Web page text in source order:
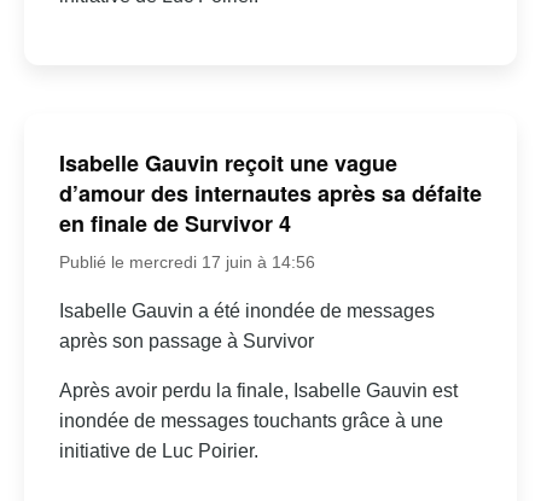
Isabelle Gauvin reçoit une vague
d’amour des internautes après sa défaite
en finale de Survivor 4
Publié le mercredi 17 juin à 14:56
Isabelle Gauvin a été inondée de messages
après son passage à Survivor
Après avoir perdu la finale, Isabelle Gauvin est
inondée de messages touchants grâce à une
initiative de Luc Poirier.